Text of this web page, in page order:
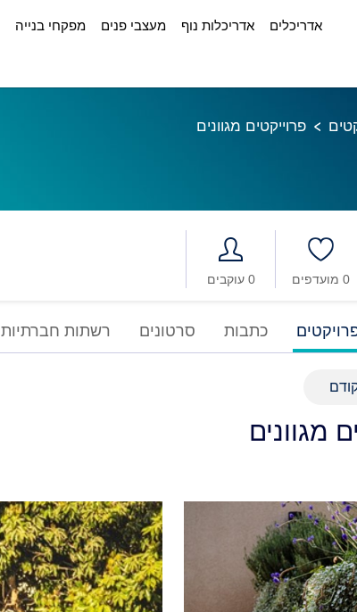
אדריכלים אדריכלות נוף מעצבי פנים מפקחי בנייה
פרוייקטים מגוונים
0 עוקבים
0 מועדפים
כתבות סרטונים רשתות חברתיות
מגוונים